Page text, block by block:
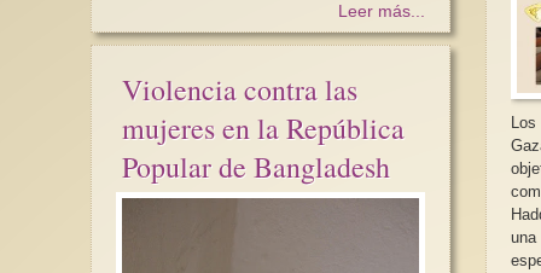
Leer más...
Violencia contra las
mujeres en la República
Popular de Bangladesh
comida
una